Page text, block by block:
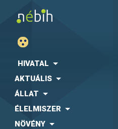
HIVATAL
AKTUÁLIS
ÁLLAT
ÉLELMISZER
NÖVÉNY